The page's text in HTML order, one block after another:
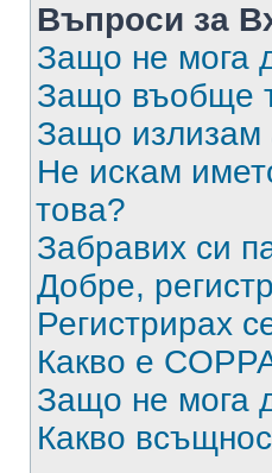
Въпроси за
Защо не мога
Защо въобще
Защо излизам
Не искам
това?
Забравих си
Добре,
Регистрирах
Какво е
Защо не мога
Какво